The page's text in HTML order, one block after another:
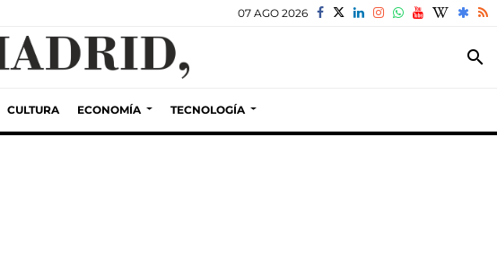
07 AGO 2026
search
CULTURA ECONOMÍA TECNOLOGÍA